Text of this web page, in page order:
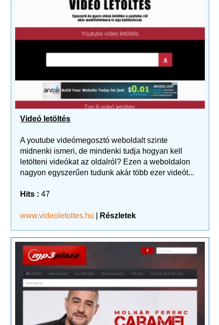
Videó letöltés
A youtube videómegosztó weboldalt szinte
midnenki ismeri, de mindenki tudja hogyan kell
letölteni videókat az oldalról? Ezen a weboldalon
nagyon egyszerűen tudunk akár több ezer videót...
Hits : 47
www.videoletoltes.hu Részletek